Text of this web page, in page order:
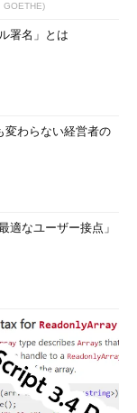
GOETHE)
署名」とは
変わらない経営者の
適なユーザー接点」